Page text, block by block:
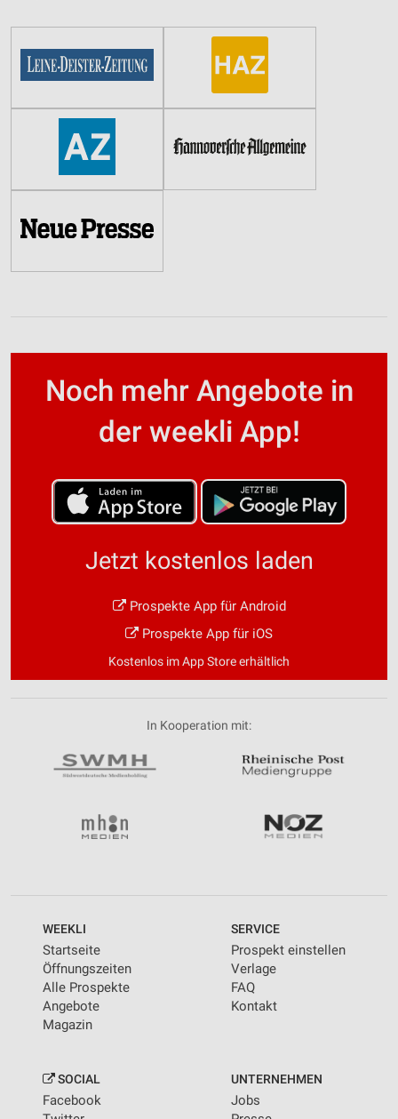
Noch mehr Angebote in
der weekli App!
Jetzt kostenlos laden
Prospekte App für Android
Prospekte App für iOS
Kostenlos im App Store erhältlich
In Kooperation mit:
WEEKLI
Startseite
Öffnungszeiten
Alle Prospekte
Angebote
Magazin
SERVICE
Prospekt einstellen
Verlage
FAQ
Kontakt
SOCIAL
Facebook
UNTERNEHMEN
Jobs